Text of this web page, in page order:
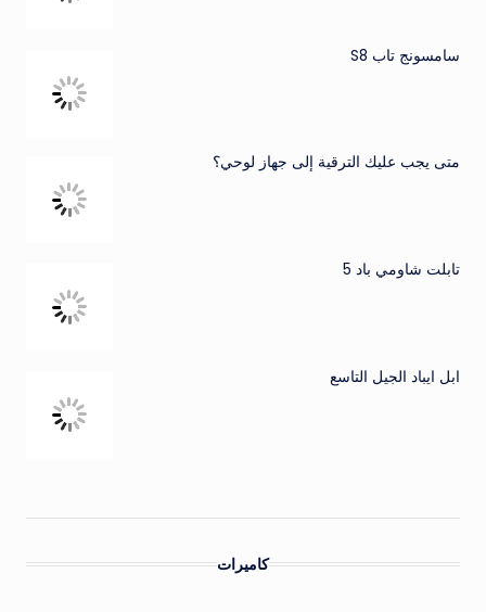
سامسونج تاب S8
متى يجب عليك الترقية إلى جهاز لوحي؟
تابلت شاومي باد 5
ابل ايباد الجيل التاسع
كاميرات